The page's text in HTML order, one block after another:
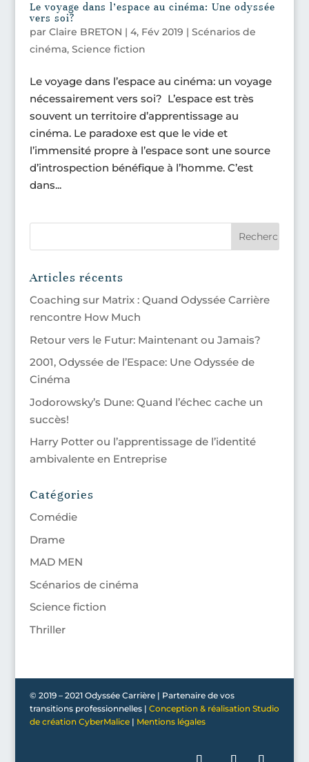
Le voyage dans l’espace au cinéma: Une odyssée
vers soi?
par Claire BRETON | 4, Fév 2019 | Scénarios de
cinéma, Science fiction
Le voyage dans l’espace au cinéma: un voyage
nécessairement vers soi? L’espace est très
souvent un territoire d’apprentissage au
cinéma. Le paradoxe est que le vide et
l’immensité propre à l’espace sont une source
d’introspection bénéfique à l’homme. C’est
dans...
Articles récents
Coaching sur Matrix : Quand Odyssée Carrière
rencontre How Much
Retour vers le Futur: Maintenant ou Jamais?
2001, Odyssée de l’Espace: Une Odyssée de
Cinéma
Jodorowsky’s Dune: Quand l’échec cache un
succès!
Harry Potter ou l’apprentissage de l’identité
ambivalente en Entreprise
Catégories
Comédie
Drame
MAD MEN
Scénarios de cinéma
Science fiction
Thriller
© 2019 – 2021 Odyssée Carrière | Partenaire de vos
transitions professionnelles | Conception & réalisation Studio
de création CyberMalice| Mentions légales